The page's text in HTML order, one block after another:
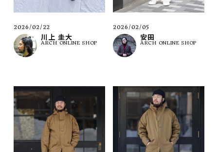
ようこそ ゲスト 様
meeting_room ログイン 会員登録
2026/02/22
川上 圭大
ARCH ONLINE SHOP
2026/02/05
安田
ARCH ONLINE SHOP